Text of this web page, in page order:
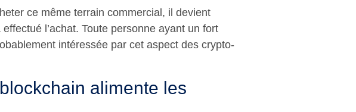
ce même terrain commercial, il devient
l’achat. Toute personne ayant un fort
intéressée par cet aspect des crypto-
alimente les